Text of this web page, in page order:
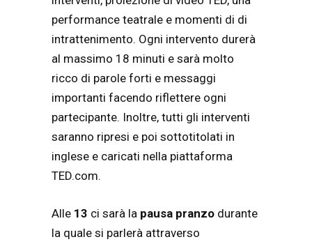
performance teatrale e momenti di di
intrattenimento. Ogni intervento durerà
al massimo 18 minuti e sarà molto
ricco di parole forti e messaggi
importanti facendo riflettere ogni
partecipante. Inoltre, tutti gli interventi
saranno ripresi e poi sottotitolati in
inglese e caricati nella piattaforma
TED.com.
Alle 13 ci sarà la pausa pranzo durante
la quale si parlerà attraverso